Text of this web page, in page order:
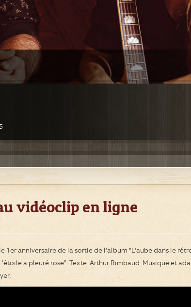
vidéoclip en ligne
1er anniversaire de la sortie de l'album "L'aube dans le
a pleuré rose". Texte: Arthur Rimbaud Musique et